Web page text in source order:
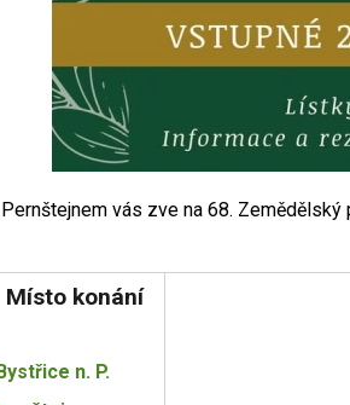
vás zve na 68.
Místo konání
n. P.